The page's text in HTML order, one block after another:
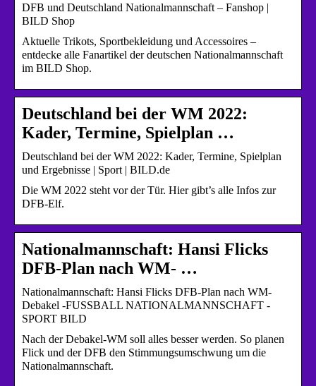
DFB und Deutschland Nationalmannschaft – Fanshop |
BILD Shop
Aktuelle Trikots, Sportbekleidung und Accessoires –
entdecke alle Fanartikel der deutschen Nationalmannschaft
im BILD Shop.
Deutschland bei der WM 2022:
Kader, Termine, Spielplan …
Deutschland bei der WM 2022: Kader, Termine, Spielplan
und Ergebnisse | Sport | BILD.de
Die WM 2022 steht vor der Tür. Hier gibt’s alle Infos zur
DFB-Elf.
Nationalmannschaft: Hansi Flicks
DFB-Plan nach WM- …
Nationalmannschaft: Hansi Flicks DFB-Plan nach WM-
Debakel -FUSSBALL NATIONALMANNSCHAFT -
SPORT BILD
Nach der Debakel-WM soll alles besser werden. So planen
Flick und der DFB den Stimmungsumschwung um die
Nationalmannschaft.